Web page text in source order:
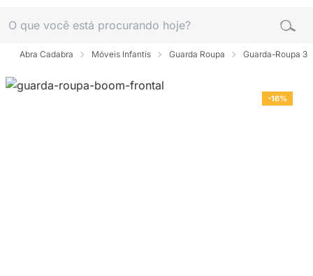
Abra Cadabra Móveis Infantis Guarda Roupa Guarda-Roupa 3
-16%